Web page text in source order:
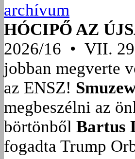
archívum
HÓCIPŐ AZ
2026/16 • VII.
jobban megverte
az ENSZ!
megbeszélni az
börtönből Bartus
fogadta Trump